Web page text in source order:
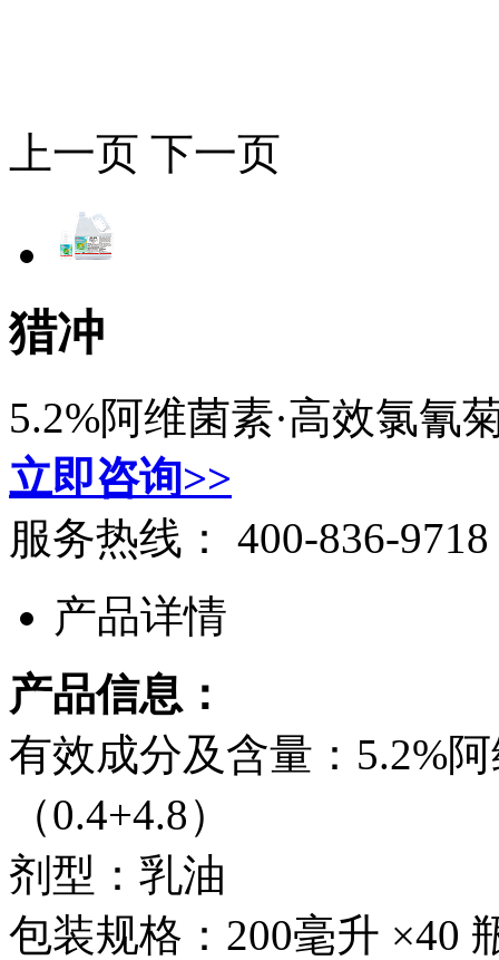
上一页 下一页
猎冲
5.2%阿维菌素·高效氯氰
立即咨询>>
服务热线： 400-836-9718
产品详情
产品信息：
有效成分及含量：5.2%
（0.4+4.8）
剂型：乳油
包装规格：200毫升 ×40